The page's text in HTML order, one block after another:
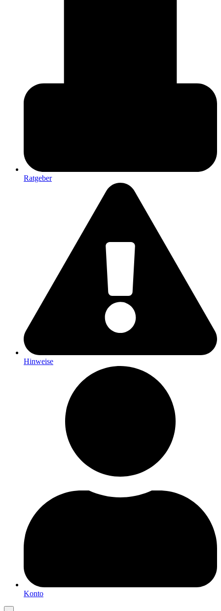
Ratgeber
Hinweise
Konto